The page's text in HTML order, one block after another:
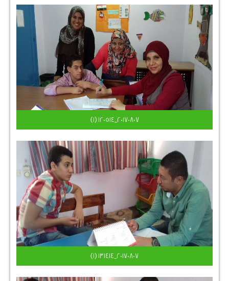
٢٠١٧٠٨٠٧_١٢٠٥١٤ (1)
٢٠١٧٠٨٠٧_١٣١٤١٤ (1)